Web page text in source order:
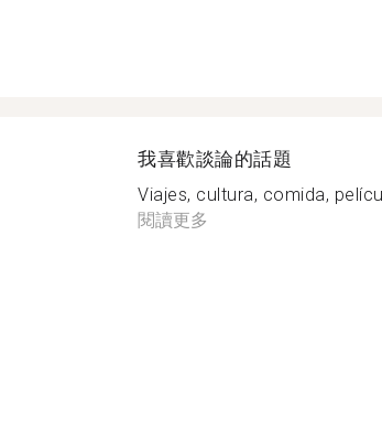
我喜歡談論的話題
Viajes, cultura, comida,
閱讀更多